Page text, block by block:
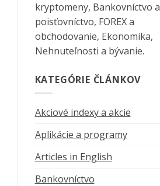
kryptomeny, Bankovníctvo a
poisťovníctvo, FOREX a
obchodovanie, Ekonomika,
Nehnuteľnosti a bývanie.
KATEGÓRIE ČLÁNKOV
Akciové indexy a akcie
Aplikácie a programy
Articles in English
Bankovníctvo